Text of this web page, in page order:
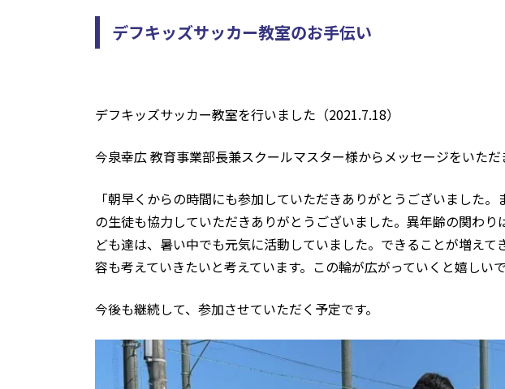
デフキッズサッカー教室のお手伝い
デフキッズサッカー教室を行いました（2021.7.18）
今泉幸広 教育事業部長兼スクールマスター様からメッセージをいただ
「朝早くからの時間にも参加していただきありがとうございました
の生徒も協力していただきありがとうございました。異年齢の関わり
ども達は、暑い中でも元気に活動していました。できることが増えて
容も考えていきたいと考えています。この輪が広がっていくと嬉しいで
今後も継続して、参加させていただく予定です。